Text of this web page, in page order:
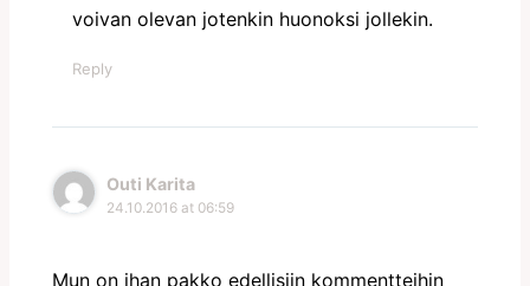
voivan olevan jotenkin huonoksi jollekin.
Reply
Outi Karita
24.10.2016 at 06:59
Mun on ihan pakko edellisiin kommentteihin